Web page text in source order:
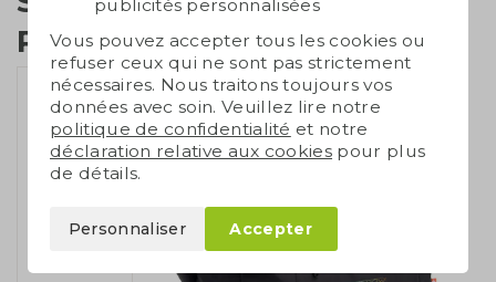
RPET
publicités personnalisées
Vous pouvez accepter tous les cookies ou
refuser ceux qui ne sont pas strictement
nécessaires. Nous traitons toujours vos
données avec soin. Veuillez lire notre
politique de confidentialité et notre
déclaration relative aux cookies pour plus
de détails.
Personnaliser Accepter